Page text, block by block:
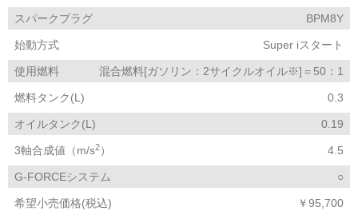
スパークプラグ BPM8Y
始動方式 Super iスタート
使用燃料 混合燃料[ガソリン：2サイクルオイル※]＝50：1
燃料タンク(L) 0.3
オイルタンク(L) 0.19
3軸合成値（m/s2） 4.5
G-FORCEシステム ○
希望小売価格(税込)
￥95,700